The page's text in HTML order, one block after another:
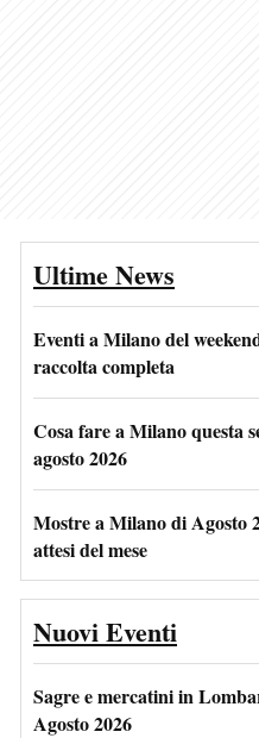
Ultime News
Eventi a Milano del
raccolta completa
Cosa fare a Milano questa
agosto 2026
Mostre a Milano di Agosto
attesi del mese
Nuovi Eventi
Sagre e mercatini in
Agosto 2026